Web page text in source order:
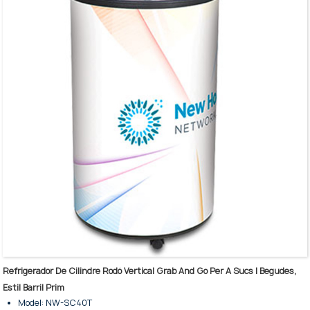
La mida petita permet ubicar-se a qualsevol lloc
L'exterior es pot enganxar amb el vostre logotip i patrons
Es pot utilitzar com a regal per ajudar a promocionar la imatge de la
La tapa de vidre té un excel·lent aïllament tèrmic
Cistella extraïble per facilitar la neteja i el reemplaçament
Ve amb 4 rodes per facilitar el moviment
Refrigerador De Cilindre Rodó Vertical Grab And Go Per A Sucs I Begudes,
Estil Barril Prim
Model: NW-SC40T